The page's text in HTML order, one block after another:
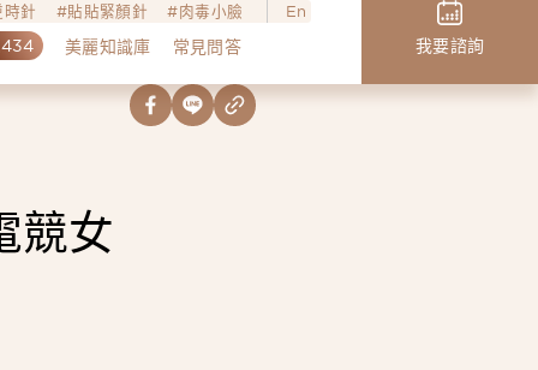
針 貼貼緊顏針 肉毒小臉 En
美麗知識庫 常見問答 我要諮詢
競女